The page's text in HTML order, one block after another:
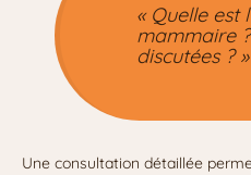
« Quelle est
mammaire
discutées ? »
Une consultation détaillée